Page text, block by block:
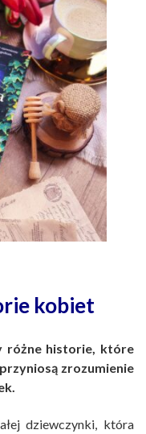
kobiet
różne historie, które
zrozumienie
dziewczynki, która